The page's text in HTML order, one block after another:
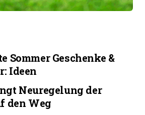
Sommer Geschenke &
Ideen
Neuregelung der
den Weg